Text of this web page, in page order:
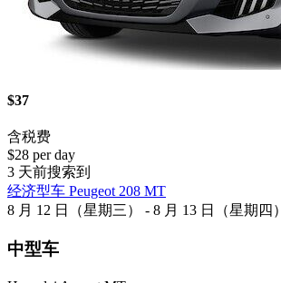
$37
含税费
$28 per day
3 天前搜索到
经济型车 Peugeot 208 MT
8 月 12 日（星期三） - 8 月 13 日（星期四）
中型车